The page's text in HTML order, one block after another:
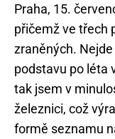
Praha, 15.
přičemž ve třech
zraněných.
podstavu po léta
tak jsem v
železnici, což
formě seznamu